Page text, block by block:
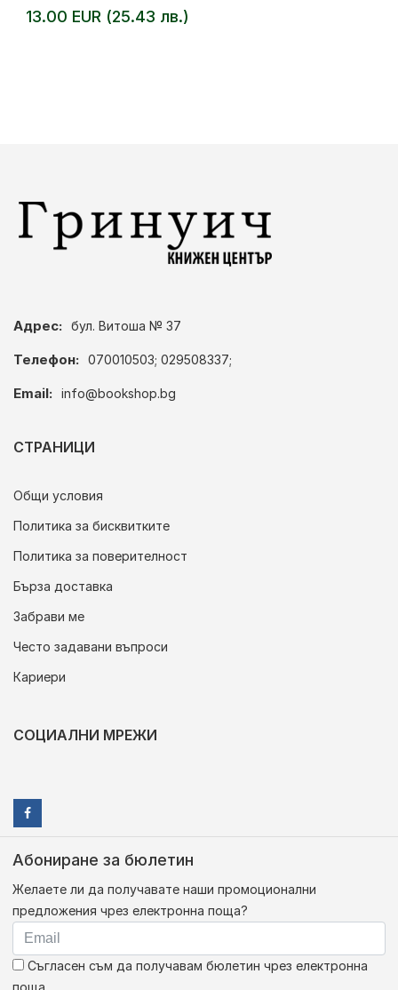
13.00 EUR (25.43 лв.)
Адрес: бул. Витоша № 37
Телефон: 070010503; 029508337;
Email: info@bookshop.bg
СТРАНИЦИ
Общи условия
Политика за бисквитките
Политика за поверителност
Бърза доставка
Забрави ме
Често задавани въпроси
Кариери
СОЦИАЛНИ МРЕЖИ
Абониране за бюлетин
Желаете ли да получавате наши промоционални
предложения чрез електронна поща?
Съгласен съм да получавам бюлетин чрез електронна